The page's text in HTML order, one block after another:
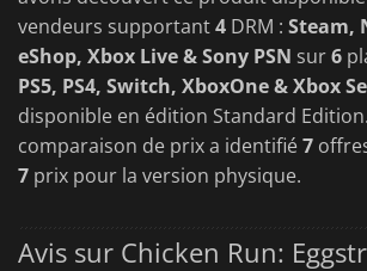
vendeurs supportant4 DRM : Steam,
eShop, Xbox Live & Sony PSN sur6
PS5, PS4, Switch, XboxOne & Xbox
disponible en édition Standard
comparaison de prix a identifié7
7 prix pour la version physique.
Avis sur Chicken Run: